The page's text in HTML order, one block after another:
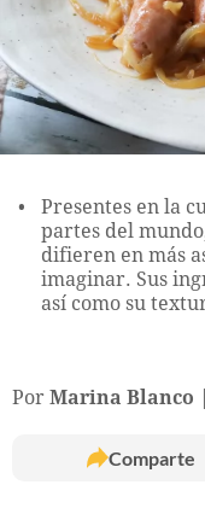
Presentes en la
partes del
difieren en más
imaginar. Sus
así como su
Por Marina Blanco
Comparte